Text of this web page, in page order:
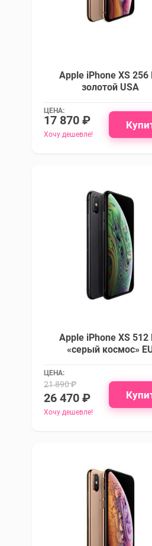
Apple iPhone XS 256
золотой USA
ЦЕНА:
17 870 ₽
Хочу дешевле!
Apple iPhone XS 512
«серый космос»
ЦЕНА:
21 890 ₽
26 470 ₽
Хочу дешевле!